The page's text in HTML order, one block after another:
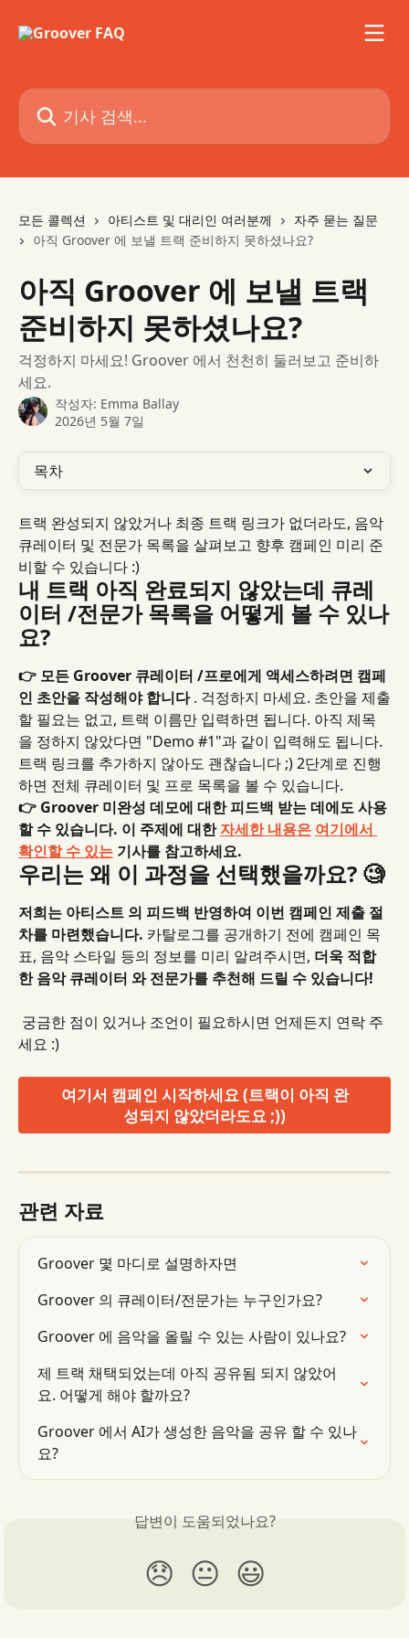
기사 검색...
모든 콜렉션 아티스트 및 대리인 여러분께
자주 묻는 질문
아직 Groover 에 보낼 트랙 준비하지 못하셨나요?
아직 Groover 에 보낼 트랙
준비하지 못하셨나요?
걱정하지 마세요! Groover 에서 천천히 둘러보고 준비하
세요.
작성자: Emma Ballay
2026년 5월 7일
목차
트랙 완성되지 않았거나 최종 트랙 링크가 없더라도, 음악
큐레이터 및 전문가 목록을 살펴보고 향후 캠페인 미리 준
비할 수 있습니다 :)
내 트랙 아직 완료되지 않았는데 큐레
이터 /전문가 목록을 어떻게 볼 수 있나
요?
👉 모든 Groover 큐레이터 /프로에게 액세스하려면 캠페
인 초안을 작성해야 합니다 . 걱정하지 마세요. 초안을 제출
할 필요는 없고, 트랙 이름만 입력하면 됩니다. 아직 제목
을 정하지 않았다면 "Demo #1"과 같이 입력해도 됩니다.
트랙 링크를 추가하지 않아도 괜찮습니다 ;) 2단계로 진행
하면 전체 큐레이터 및 프로 목록을 볼 수 있습니다.
👉 Groover 미완성 데모에 대한 피드백 받는 데에도 사용
할 수 있습니다. 이 주제에 대한 자세한 내용은 여기에서
확인할 수 있는 기사를 참고하세요.
우리는 왜 이 과정을 선택했을까요? 🧐
저희는 아티스트 의 피드백 반영하여 이번 캠페인 제출 절
차를 마련했습니다. 카탈로그를 공개하기 전에 캠페인 목
표, 음악 스타일 등의 정보를 미리 알려주시면, 더욱 적합
한 음악 큐레이터 와 전문가를 추천해 드릴 수 있습니다!
세요 :)
여기서 캠페인 시작하세요 (트랙이 아직 완
성되지 않았더라도요 ;))
관련 자료
Groover 몇 마디로 설명하자면
Groover 의 큐레이터/전문가는 누구인가요?
Groover 에 음악을 올릴 수 있는 사람이 있나요?
제 트랙 채택되었는데 아직 공유됨 되지 않았어
요. 어떻게 해야 할까요?
Groover 에서 AI가 생성한 음악을 공유 할 수 있나
요?
답변이 도움되었나요?
😞 😐 😃